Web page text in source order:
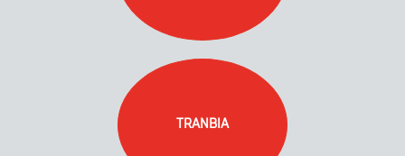
TRANBIA